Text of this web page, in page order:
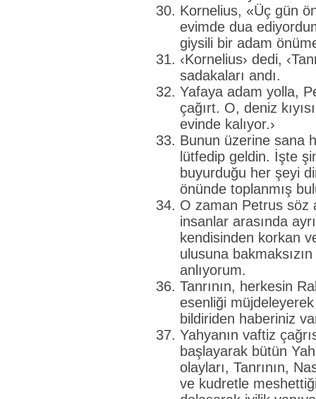
Kornelius, «Üç gün
evimde dua
giysili bir adam
‹Kornelius› dedi,
sadakaları andı.
Yafaya adam yolla,
çağırt. O, deniz
evinde kalıyor.›
Bunun üzerine sana
lütfedip geldin. İşte
buyurduğu her şeyi
önünde toplanmış
O zaman Petrus söz
insanlar arasında
kendisinden korkan
ulusuna
anlıyorum.
Tanrının, herkesin
esenliği
bildiriden haberiniz
Yahyanın vaftiz
başlayarak bütün
olayları, Tanrının,
ve kudretle